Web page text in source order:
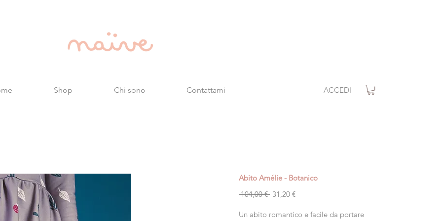
Shop Chi sono Contattami ACCEDI
Abito Amélie - Botanico
104,00 € Prezzo
31,20 €Prezzo
Un abito romantico e facile da portare